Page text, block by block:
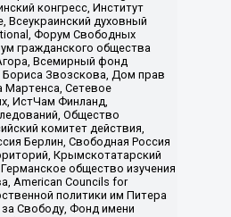
конгресс, Институт
духовный
Форум Свободных
гражданского общества
Всемирный фонд
Бориса Звозскова, Дом прав
Мартенса, Сетевое
ИстЧам Финланд,
Общество
комитет действия,
Берлин, Свободная Россия
Крымскотатарский
общество изучения
American Councils for
политики им Питера
Свободу, Фонд имени